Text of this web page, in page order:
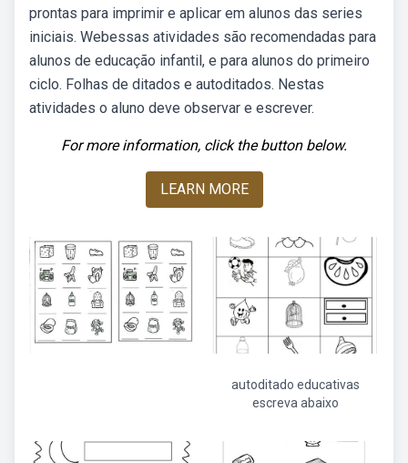
prontas para imprimir e aplicar em alunos das series
iniciais. Webessas atividades são recomendadas para
alunos de educação infantil, e para alunos do primeiro
ciclo. Folhas de ditados e autoditados. Nestas
atividades o aluno deve observar e escrever.
For more information, click the button below.
LEARN MORE
autoditado educativas
escreva abaixo